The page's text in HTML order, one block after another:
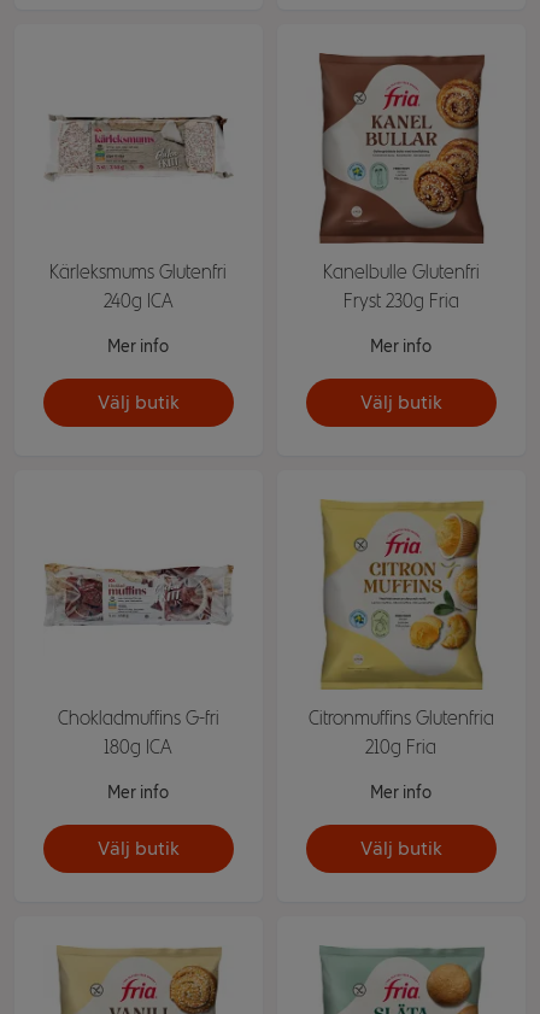
Kärleksmums Glutenfri
240g ICA
Mer info
Välj butik
Kanelbulle Glutenfri
Fryst 230g Fria
Mer info
Välj butik
Chokladmuffins G-fri
180g ICA
Mer info
Välj butik
Citronmuffins Glutenfria
210g Fria
Mer info
Välj butik